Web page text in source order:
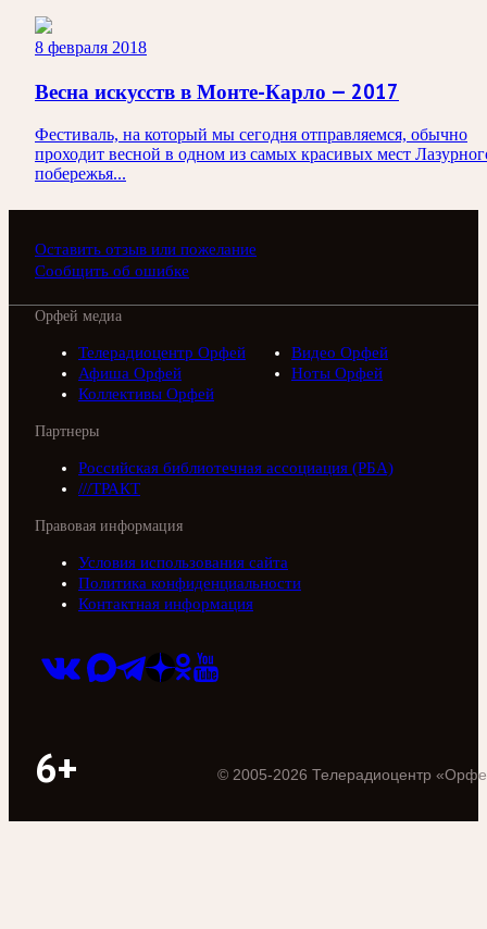
8 февраля 2018
Весна искусств в Монте-Карло — 2017
Фестиваль, на который мы сегодня отправляемся, обычно
проходит весной в одном из самых красивых мест
побережья...
Оставить отзыв или пожелание
Сообщить об ошибке
Орфей медиа
Телерадиоцентр Орфей
Видео Орфей
Афиша Орфей
Ноты Орфей
Коллективы Орфей
Партнеры
Российская библиотечная ассоциация (РБА)
///ТРАКТ
Правовая информация
Условия использования сайта
Политика конфиденциальности
Контактная информация
6+ © 2005-2026 Телерадиоцентр